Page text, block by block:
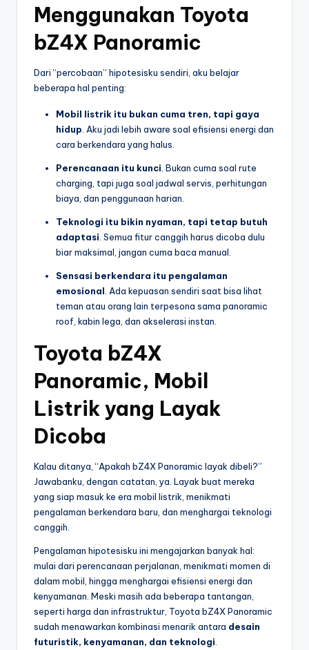
Menggunakan Toyota
bZ4X Panoramic
Dari “percobaan” hipotesisku sendiri, aku belajar
beberapa hal penting:
Mobil listrik itu bukan cuma tren, tapi gaya
hidup . Aku jadi lebih aware soal efisiensi energi dan
cara berkendara yang halus.
Perencanaan itu kunci . Bukan cuma soal rute
charging, tapi juga soal jadwal servis, perhitungan
biaya, dan penggunaan harian.
Teknologi itu bikin nyaman, tapi tetap butuh
adaptasi . Semua fitur canggih harus dicoba dulu
biar maksimal, jangan cuma baca manual.
Sensasi berkendara itu pengalaman
emosional . Ada kepuasan sendiri saat bisa lihat
teman atau orang lain terpesona sama panoramic
roof, kabin lega, dan akselerasi instan.
Toyota bZ4X
Panoramic, Mobil
Listrik yang Layak
Dicoba
Kalau ditanya, “Apakah bZ4X Panoramic layak dibeli?”
Jawabanku, dengan catatan, ya. Layak buat mereka
yang siap masuk ke era mobil listrik, menikmati
pengalaman berkendara baru, dan menghargai teknologi
canggih.
Pengalaman hipotesisku ini mengajarkan banyak hal:
mulai dari perencanaan perjalanan, menikmati momen di
dalam mobil, hingga menghargai efisiensi energi dan
kenyamanan. Meski masih ada beberapa tantangan,
seperti harga dan infrastruktur, Toyota bZ4X Panoramic
sudah menawarkan kombinasi menarik antara desain
futuristik, kenyamanan, dan teknologi